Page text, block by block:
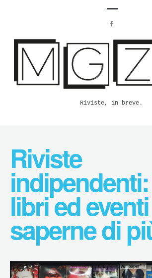
Riviste, in breve.
Riviste
libri ed
saperne di